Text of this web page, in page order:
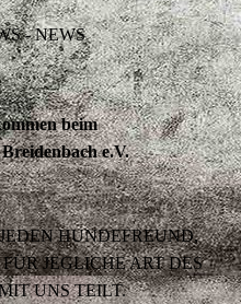
- NEWS
beim
e.V.
HUNDEFREUND,
JEGLICHE ART DES
UNS TEILT.